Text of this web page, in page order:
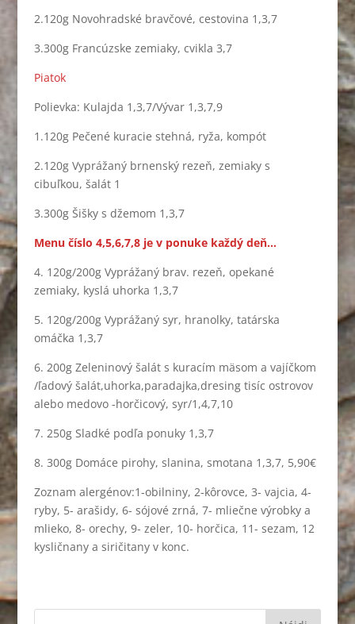
2.120g Novohradské bravčové, cestovina 1,3,7
3.300g Francúzske zemiaky, cvikla 3,7
Piatok
Polievka: Kulajda 1,3,7/Vývar 1,3,7,9
1.120g Pečené kuracie stehná, ryža, kompót
2.120g Vyprážaný brnenský rezeň, zemiaky s
cibuľkou, šalát 1
3.300g Šišky s džemom 1,3,7
Menu číslo 4,5,6,7,8 je v ponuke každý deň…
4. 120g/200g Vyprážaný brav. rezeň, opekané
zemiaky, kyslá uhorka 1,3,7
5. 120g/200g Vyprážaný syr, hranolky, tatárska
omáčka 1,3,7
6. 200g Zeleninový šalát s kuracím mäsom a vajíčkom
/ľadový šalát,uhorka,paradajka,dresing tisíc ostrovov
alebo medovo -horčicový, syr/1,4,7,10
7. 250g Sladké podľa ponuky 1,3,7
8. 300g Domáce pirohy, slanina, smotana 1,3,7, 5,90€
Zoznam alergénov:1-obilniny, 2-kôrovce, 3- vajcia, 4-
ryby, 5- arašidy, 6- sójové zrná, 7- mliečne výrobky a
mlieko, 8- orechy, 9- zeler, 10- horčica, 11- sezam, 12
kysličnany a siričitany v konc.